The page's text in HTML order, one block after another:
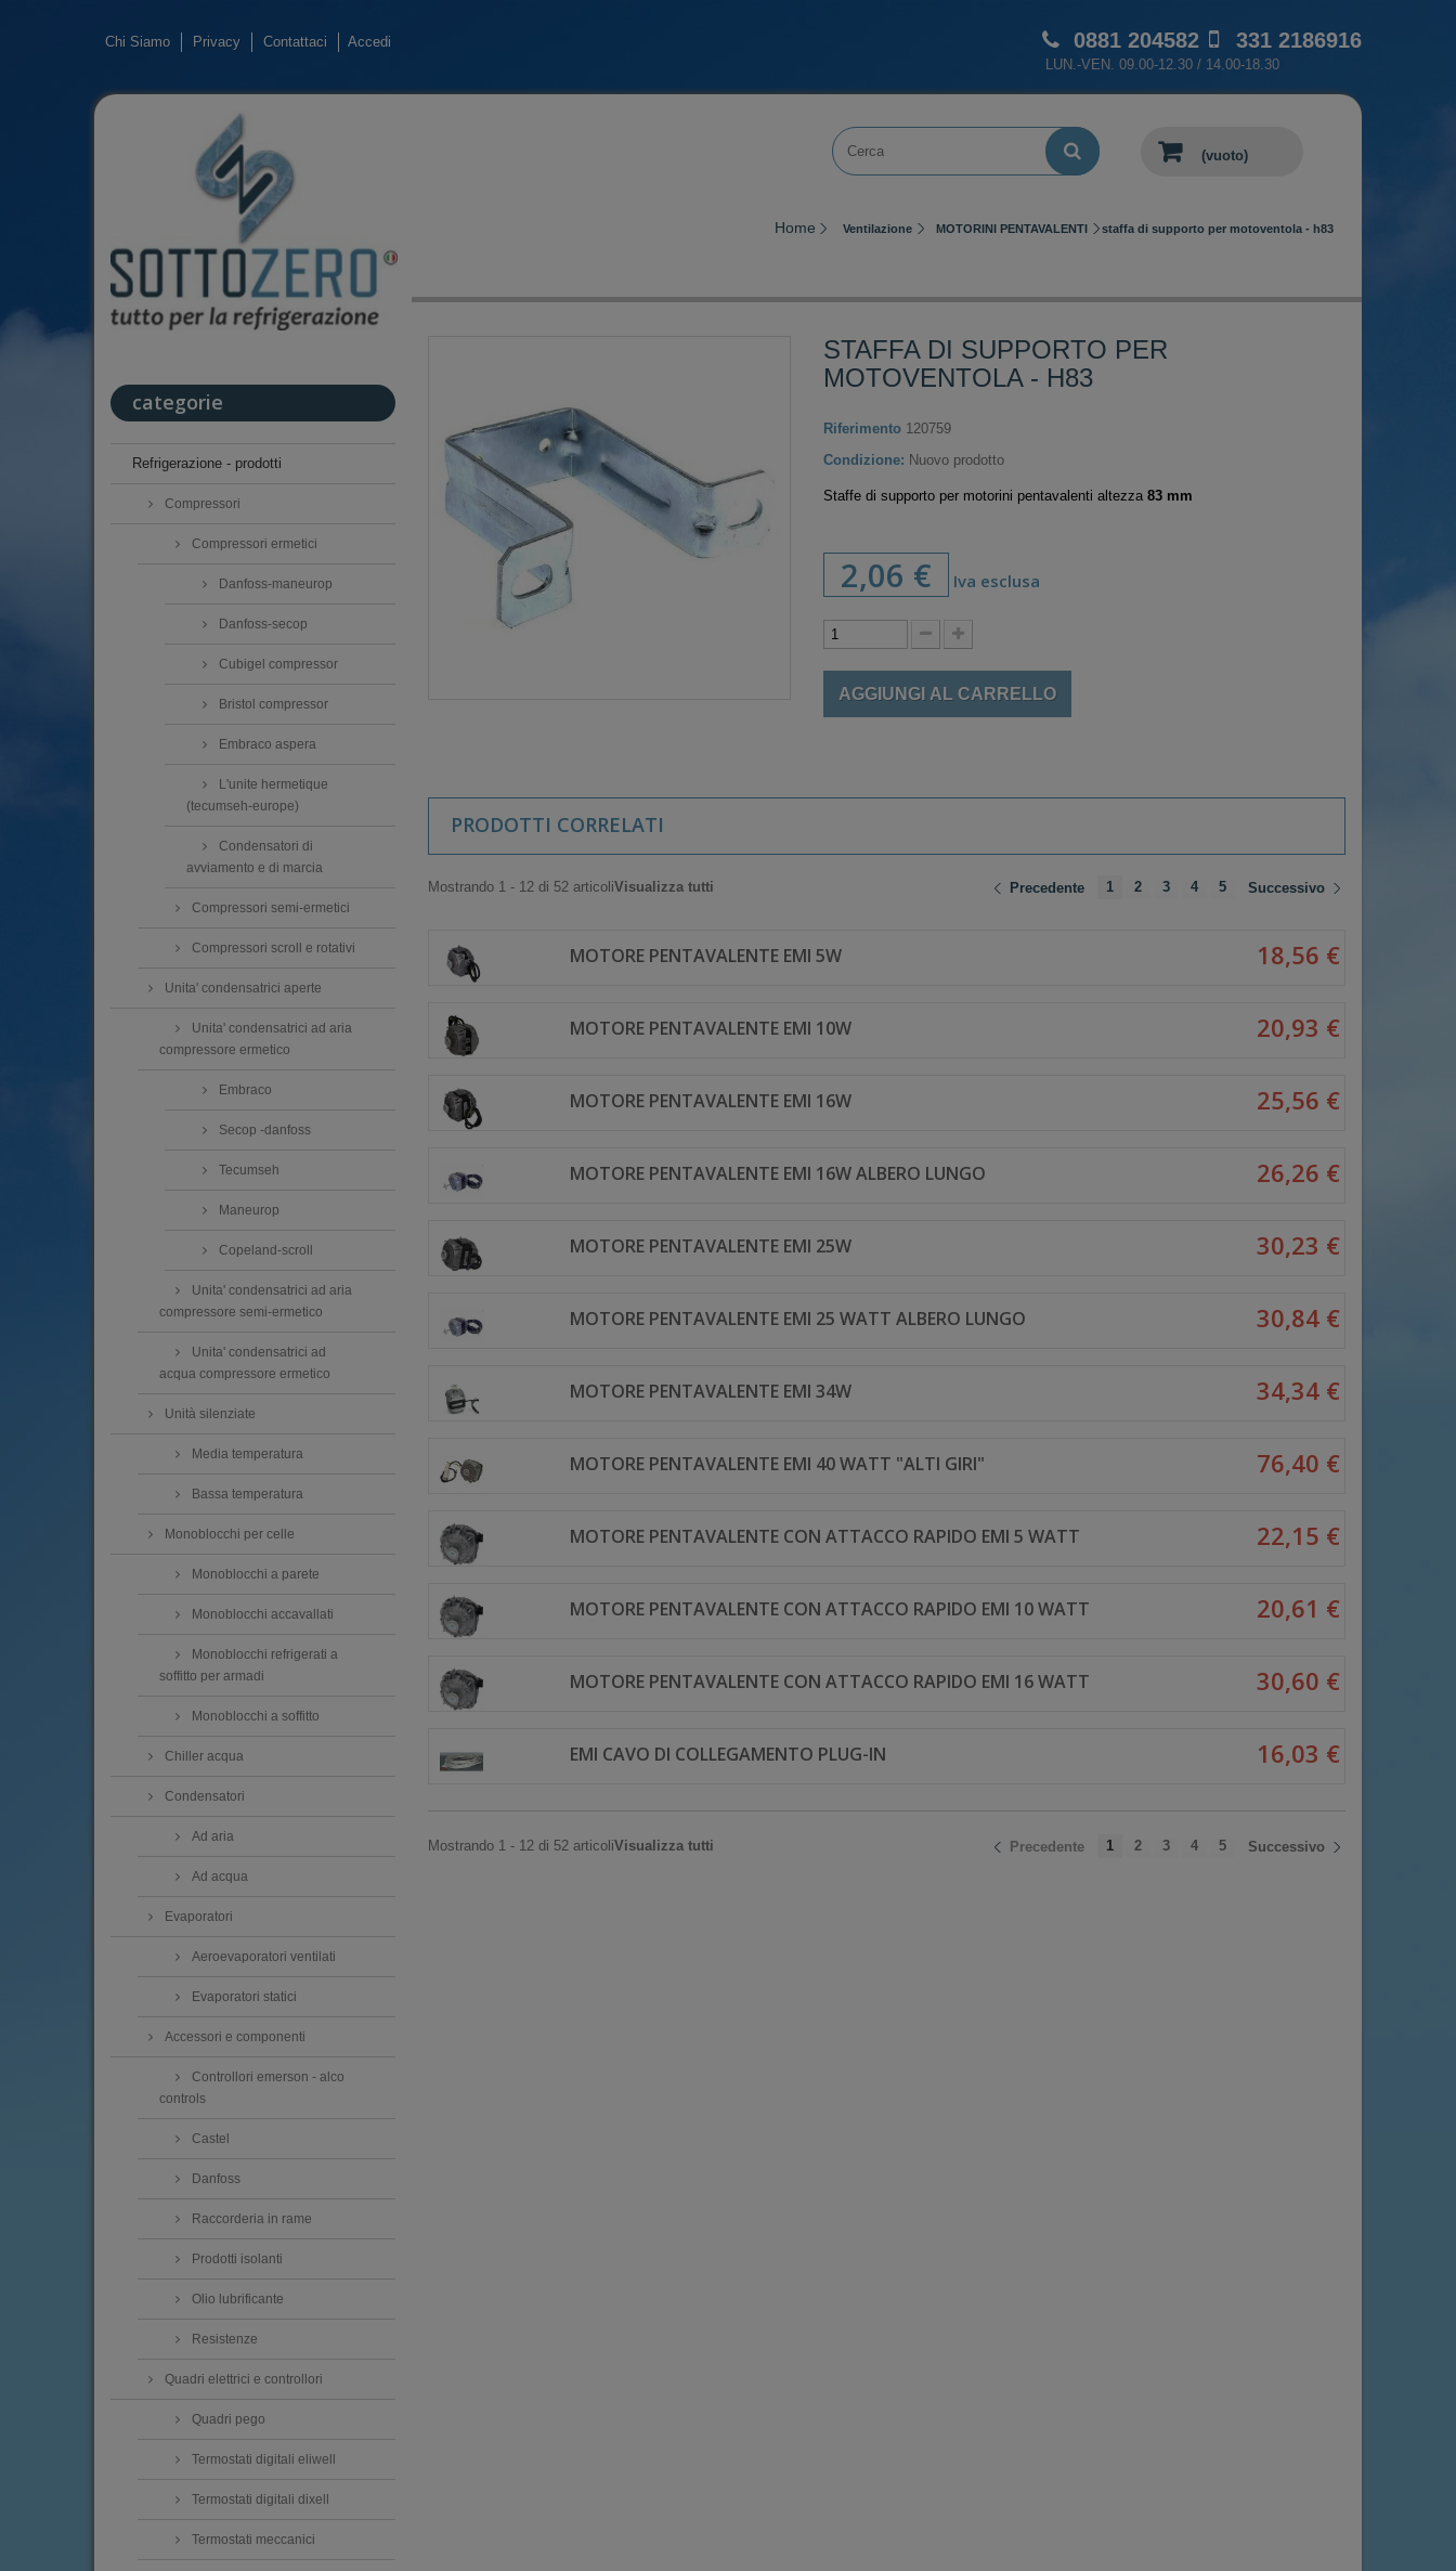
Chi Siamo Privacy Contattaci 0881 204582 331 2186916
LUN.-VEN. 09.00-12.30 / 14.00-18.30
Accedi
categorie
Refrigerazione - prodotti
Compressori
Compressori ermetici
Danfoss-maneurop
Danfoss-secop
Cubigel compressor
Bristol compressor
Embraco aspera
L'unite hermetique
(tecumseh-europe)
Condensatori di
avviamento e di marcia
Compressori semi-ermetici
Compressori scroll e rotativi
Unita' condensatrici aperte
Unita' condensatrici ad aria
compressore ermetico
Embraco
Secop -danfoss
Tecumseh
Maneurop
Copeland-scroll
Unita' condensatrici ad aria
compressore semi-ermetico
Unita' condensatrici ad
acqua compressore ermetico
Unità silenziate
Media temperatura
Bassa temperatura
Monoblocchi per celle
Monoblocchi a parete
Monoblocchi accavallati
Monoblocchi refrigerati a
soffitto per armadi
Monoblocchi a soffitto
Chiller acqua
Condensatori
Ad aria
Ad acqua
Evaporatori
Aeroevaporatori ventilati
Evaporatori statici
Accessori e componenti
Controllori emerson - alco
controls
Castel
Danfoss
Raccorderia in rame
Prodotti isolanti
Olio lubrificante
Resistenze
Quadri elettrici e controllori
Quadri pego
Termostati digitali eliwell
Termostati digitali dixell
Termostati meccanici
(vuoto)
Home Ventilazione MOTORINI PENTAVALENTI staffa di supporto per motoventola - h83
STAFFA DI SUPPORTO PER
MOTOVENTOLA - H83
Riferimento 120759
Condizione: Nuovo prodotto
Staffe di supporto per motorini pentavalenti altezza83 mm
2,06 € Iva esclusa
AGGIUNGI AL CARRELLO
PRODOTTI CORRELATI
Precedente 1 2 3 4 5 Successivo
Mostrando 1 - 12 di 52 articoliVisualizza tutti
MOTORE PENTAVALENTE EMI 5W 18,56 €
MOTORE PENTAVALENTE EMI 10W 20,93 €
MOTORE PENTAVALENTE EMI 16W 25,56 €
MOTORE PENTAVALENTE EMI 16W ALBERO LUNGO 26,26 €
MOTORE PENTAVALENTE EMI 25W 30,23 €
MOTORE PENTAVALENTE EMI 25 WATT ALBERO LUNGO 30,84 €
MOTORE PENTAVALENTE EMI 34W 34,34 €
MOTORE PENTAVALENTE EMI 40 WATT "ALTI GIRI" 76,40 €
MOTORE PENTAVALENTE CON ATTACCO RAPIDO EMI 5 WATT 22,15 €
MOTORE PENTAVALENTE CON ATTACCO RAPIDO EMI 10 WATT 20,61 €
MOTORE PENTAVALENTE CON ATTACCO RAPIDO EMI 16 WATT 30,60 €
EMI CAVO DI COLLEGAMENTO PLUG-IN 16,03 €
Precedente 1 2 3 4 5 Successivo
Mostrando 1 - 12 di 52 articoliVisualizza tutti